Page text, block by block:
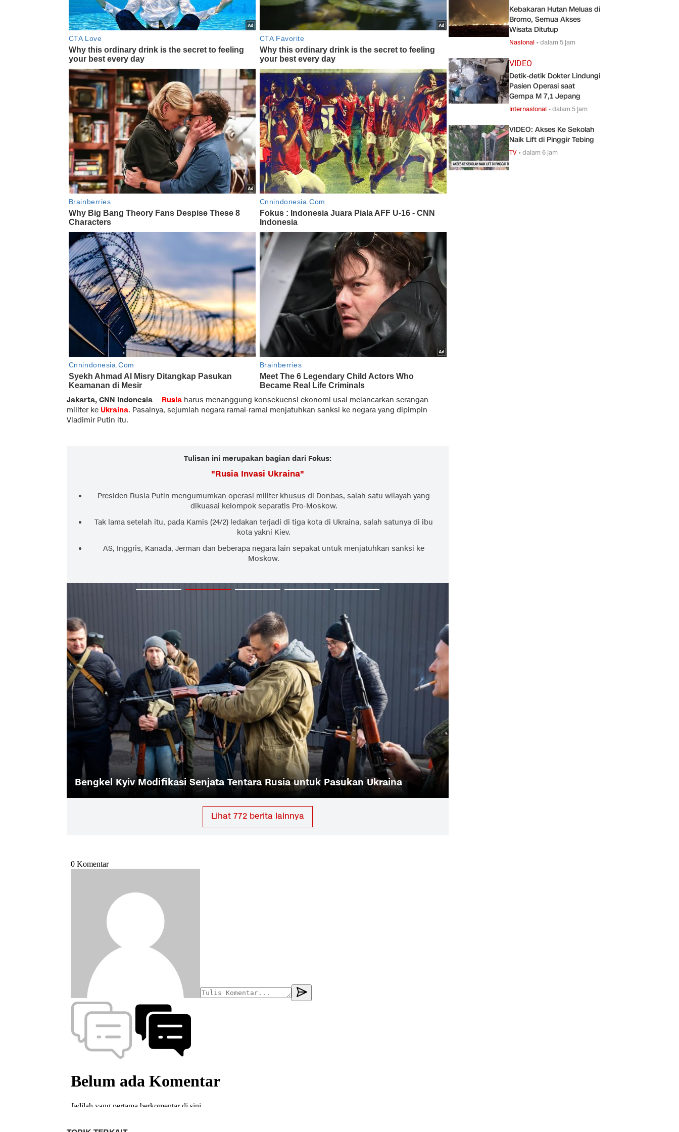
Jakarta, CNN Indonesia -- Rusia harus menanggung konsekuensi ekonomi usai melancarkan serangan
militer ke Ukraina. Pasalnya, sejumlah negara ramai-ramai menjatuhkan sanksi ke negara yang dipimpin
Vladimir Putin itu.
Tulisan ini merupakan bagian dari Fokus:
"Rusia Invasi Ukraina"
Presiden Rusia Putin mengumumkan operasi militer khusus di Donbas, salah satu wilayah yang
dikuasai kelompok separatis Pro-Moskow.
Tak lama setelah itu, pada Kamis (24/2) ledakan terjadi di tiga kota di Ukraina, salah satunya di ibu
kota yakni Kiev.
AS, Inggris, Kanada, Jerman dan beberapa negara lain sepakat untuk menjatuhkan sanksi ke
Moskow.
Hakim Pastikan Pengungsi Ukraina di Israel Tak Dideportasi
Lihat 772 berita lainnya
Kebakaran Hutan Meluas di
Bromo, Semua Akses
Wisata Ditutup
Nasional •dalam 5 jam
VIDEO
Detik-detik Dokter Lindungi
Pasien Operasi saat
Gempa M 7,1 Jepang
Internasional •dalam 5 jam
VIDEO: Akses Ke Sekolah
Naik Lift di Pinggir Tebing
TV •dalam 6 jam